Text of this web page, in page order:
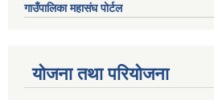
गाउँपालिका महासंघ पोर्टल
योजना तथा परियोजना